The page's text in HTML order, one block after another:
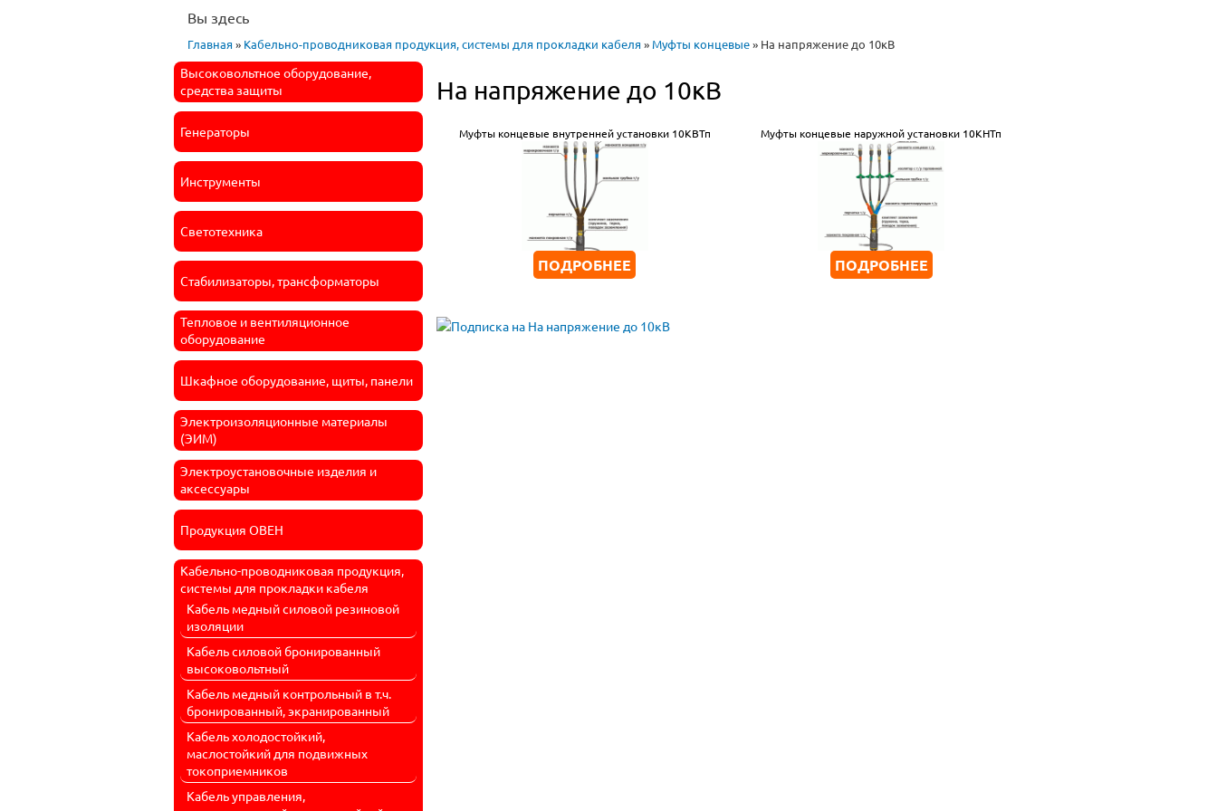
Вы здесь
Главная » Кабельно-проводниковая продукция, системы для прокладки кабеля » Муфты концевые» На напряжение до 10кВ
Высоковольтное оборудование,
средства защиты
Генераторы
Инструменты
Светотехника
Стабилизаторы, трансформаторы
Тепловое и вентиляционное
оборудование
Шкафное оборудование, щиты, панели
Электроизоляционные материалы
(ЭИМ)
Электроустановочные изделия и
аксессуары
Продукция ОВЕН
Кабельно-проводниковая продукция,
системы для прокладки кабеля
Кабель медный силовой резиновой
изоляции
Кабель силовой бронированный
высоковольтный
Кабель медный контрольный в т.ч.
бронированный, экранированный
Кабель холодостойкий,
маслостойкий для подвижных
токоприемников
Кабель управления,
На напряжение до 10кВ
Муфты концевые внутренней установки 10КВТп
ПОДРОБНЕЕ
Муфты концевые наружной установки 10КНТп
ПОДРОБНЕЕ